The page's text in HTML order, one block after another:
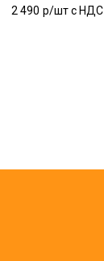
2 490 р/шт c НДС